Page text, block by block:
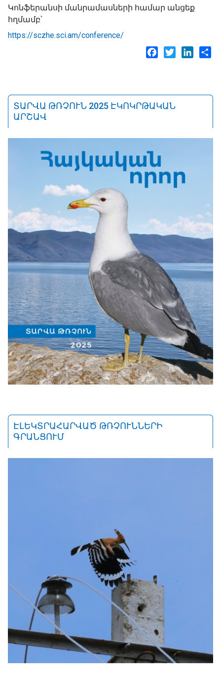
Կոնֆերանսի մանրամասների համար անցեք
հղմամբ՝
https://sczhe.sci.am/conference/
Facebook
Twitter
ՏԱՐՎԱ ԹՌՉՈՒՆ 2025 ԷԿՈԿՐԹԱԿԱՆ
ԱՐՇԱՎ
ԷԼԵԿՏՐԱՀԱՐՎԱԾ ԹՌՉՈՒՆՆԵՐԻ
ԳՐԱՆՑՈՒՄ